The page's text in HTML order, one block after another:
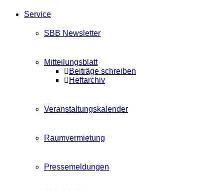
Service
SBB Newsletter
Mitteilungsblatt
Beiträge schreiben
Heftarchiv
Veranstaltungskalender
Raumvermietung
Pressemeldungen